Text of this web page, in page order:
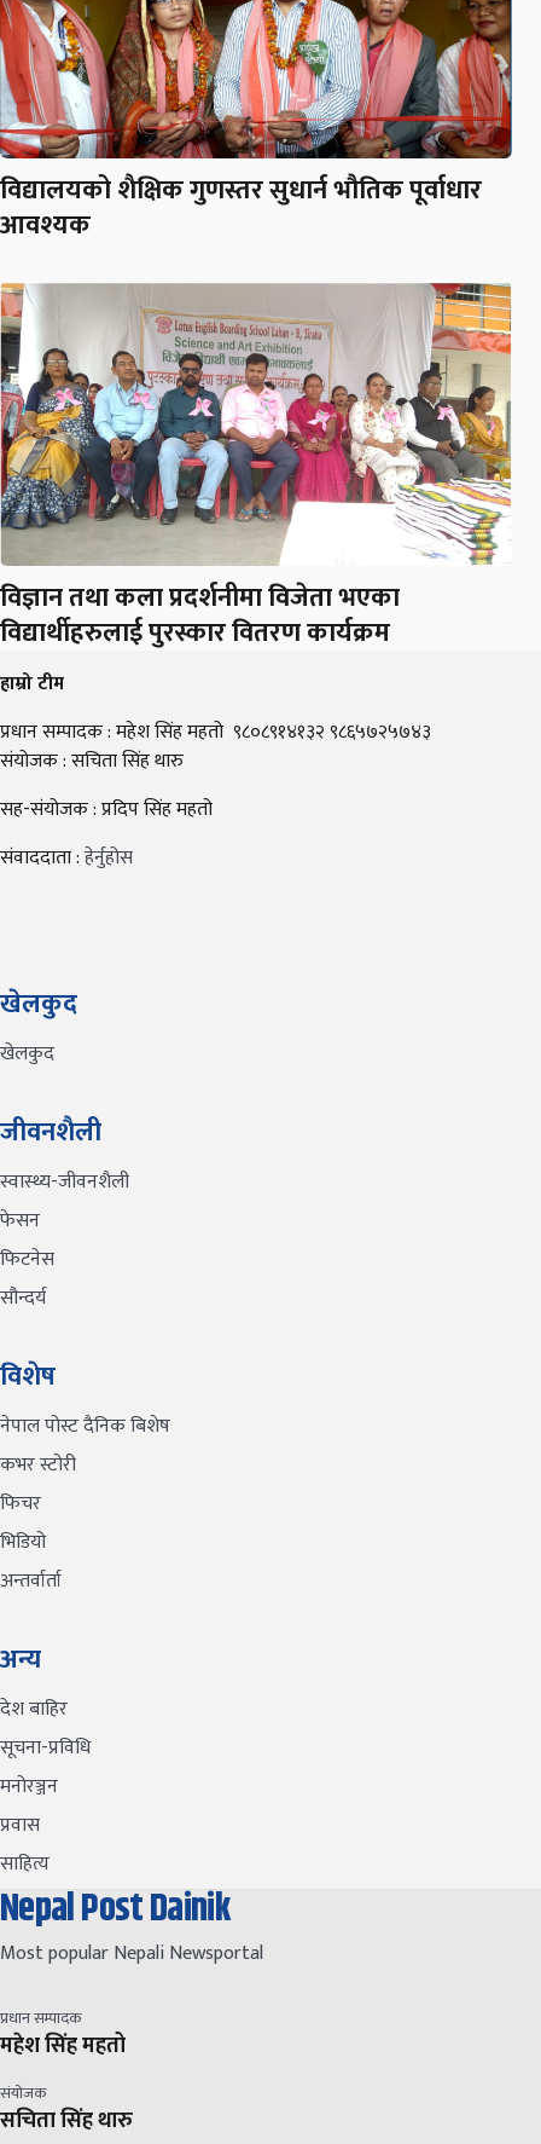
विद्यालयको शैक्षिक गुणस्तर सुधार्न भौतिक पूर्वाधार
आवश्यक
विज्ञान तथा कला प्रदर्शनीमा विजेता भएका
विद्यार्थीहरुलाई पुरस्कार वितरण कार्यक्रम
हाम्रो टीम
प्रधान सम्पादक : महेश सिंह महतो ९८०८९१४१३२ ९८६५७२५७४३
संयोजक : सचिता सिंह थारु
सह-संयोजक : प्रदिप सिंह महतो
संवाददाता :हेर्नुहोस
खेलकुद
खेलकुद
जीवनशैली
स्वास्थ्य-जीवनशैली
फेसन
फिटनेस
सौन्दर्य
विशेष
नेपाल पोस्ट दैनिक बिशेष
कभर स्टोरी
फिचर
भिडियो
अन्तर्वार्ता
अन्य
देश बाहिर
सूचना-प्रविधि
मनोरञ्जन
प्रवास
साहित्य
Nepal Post Dainik
Most popular Nepali Newsportal
प्रधान सम्पादक
महेश सिंह महतो
संयोजक
सचिता सिंह थारु